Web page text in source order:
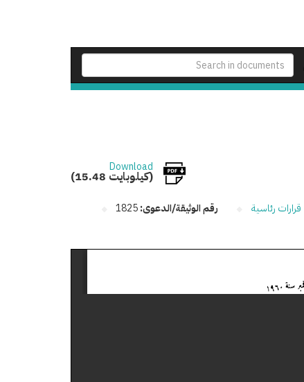
Download
(15.48 كيلوبايت)
قرارات رئاسية رقم الوثيقة/الدعوى:1825